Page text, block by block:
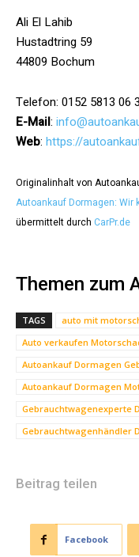
Ali El Lahib
Hustadtring 59
44809 Bochum
Telefon: 0152 5813 06
E-Mail:
Web: https://
Originalinhalt von
Autoankauf Dormagen:
übermittelt durch CarPr.de
Themen zum
TAGS
auto mit
Auto verkaufen
Autoankauf Dormagen
Autoankauf Dormagen
Gebrauchtwagenexperte
Gebrauchtwagenhändler
Beitrag teilen
Facebook